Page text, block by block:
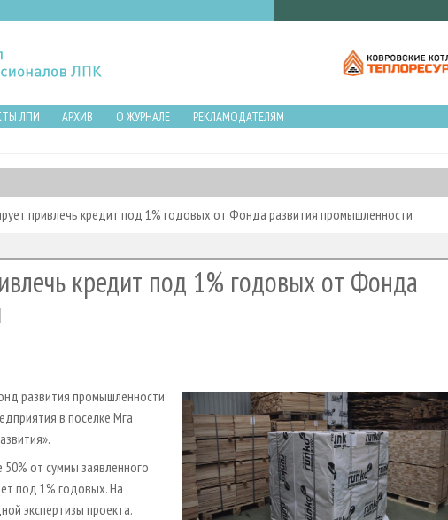
ЛПИ АРХИВ О ЖУРНАЛЕ
РЕКЛАМОДАТЕЛЯМ
привлечь кредит под 1% годовых от Фонда развития промышленности
кредит под 1% годовых от Фонда
развития промышленности
в поселке Мга
от суммы заявленного
под 1% годовых. На
экспертизы проекта.